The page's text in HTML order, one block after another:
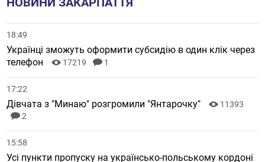
18:49
Українці зможуть оформити субсидію в один клік через
телефон
17219 1
17:22
Дівчата з "Минаю" розгромили "Янтарочку"
11393
2
15:58
Усі пункти пропуску на українсько-польському кордоні